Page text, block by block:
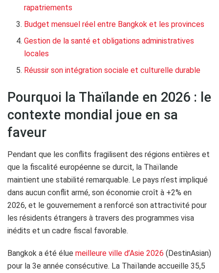
rapatriements
Budget mensuel réel entre Bangkok et les provinces
Gestion de la santé et obligations administratives
locales
Réussir son intégration sociale et culturelle durable
Pourquoi la Thaïlande en 2026 : le
contexte mondial joue en sa
faveur
Pendant que les conflits fragilisent des régions entières et
que la fiscalité européenne se durcit, la Thaïlande
maintient une stabilité remarquable. Le pays n’est impliqué
dans aucun conflit armé, son économie croît à +2% en
2026, et le gouvernement a renforcé son attractivité pour
les résidents étrangers à travers des programmes visa
inédits et un cadre fiscal favorable.
Bangkok a été élue meilleure ville d’Asie 2026 (DestinAsian)
pour la 3e année consécutive. La Thaïlande accueille 35,5